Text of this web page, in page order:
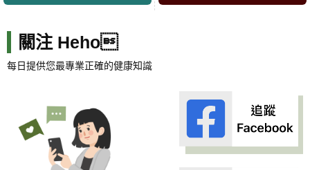
關注 Heho
每日提供您最專業正確的健康知識